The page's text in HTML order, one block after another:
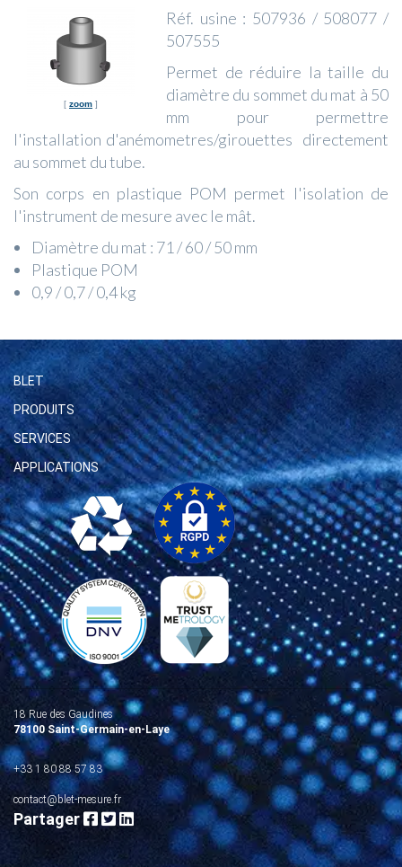
[ zoom ]
Réf. usine : 507936 / 508077 /
507555
Permet de réduire la taille du
diamètre du sommet du mat à 50
mm pour permettre
l'installation d'anémometres/girouettes directement
au sommet du tube.
Son corps en plastique POM permet l'isolation de
l'instrument de mesure avec le mât.
Diamètre du mat : 71 / 60 / 50 mm
Plastique POM
0,9 / 0,7 / 0,4 kg
BLET
PRODUITS
SERVICES
APPLICATIONS
18 Rue des Gaudines
78100 Saint-Germain-en-Laye
+33 1 80 88 57 83
contact@blet-mesure.fr
Partager